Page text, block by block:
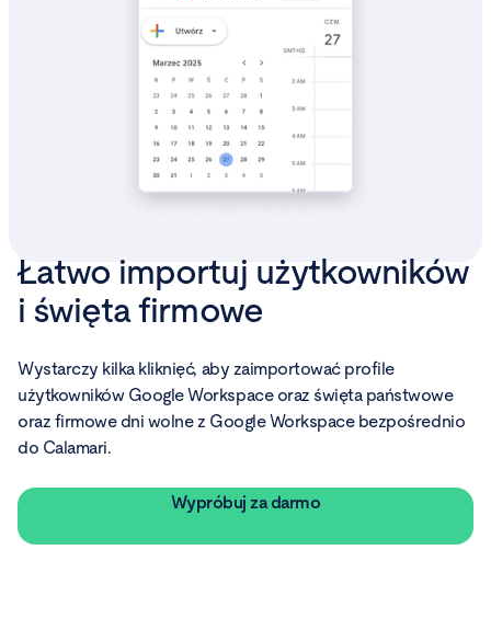
Łatwo importuj użytkowników
i święta firmowe
Wystarczy kilka kliknięć, aby zaimportować profile
użytkowników Google Workspace oraz święta państwowe
oraz firmowe dni wolne z Google Workspace bezpośrednio
do Calamari.
Wypróbuj za darmo